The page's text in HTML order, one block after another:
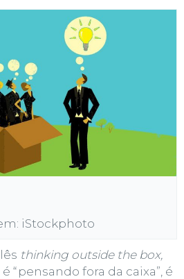
iStockphoto
thinking outside the box,
“pensando fora da caixa”, é